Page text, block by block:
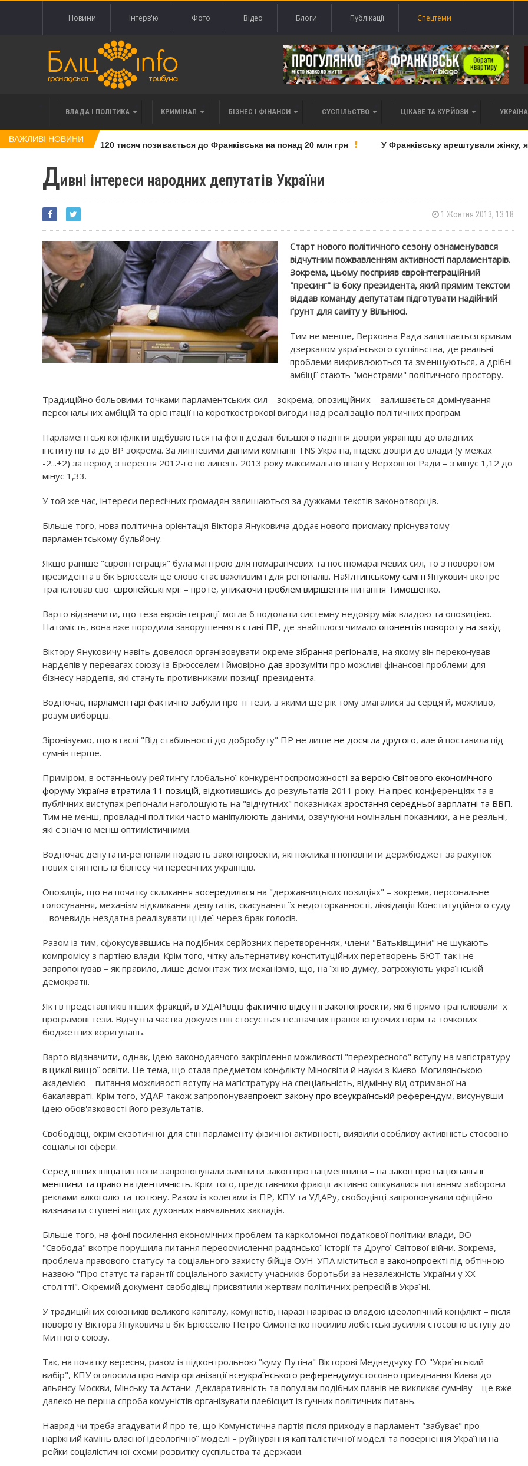
Новини Інтерв'ю Фото Відео Блоги Публікації Спецтеми
ВЛАДА І ПОЛІТИКА КРИМІНАЛ БІЗНЕС І ФІНАНСИ СУСПІЛЬСТВО ЦІКАВЕ ТА КУРЙОЗИ
ВАЖЛИВІ НОВИНИ
права вимоги за 120 тисяч позивається до Франківська на понад 20 млн грн У Франківську арештували жінку,
Дивні інтереси народних депутатів України
1 Жовтня 2013, 13:18
Старт нового політичного сезону ознаменувався
відчутним пожвавленням активності парламентарів.
Зокрема, цьому посприяв євроінтеграційний
"пресинг" із боку президента, який прямим текстом
віддав команду депутатам підготувати надійний
ґрунт для саміту у Вільнюсі.
Тим не менше, Верховна Рада залишається кривим
дзеркалом українського суспільства, де реальні
проблеми викривлюються та зменшуються, а дрібні
амбіції стають "монстрами" політичного простору.
Традиційно больовими точками парламентських сил – зокрема, опозиційних – залишається домінування
персональних амбіцій та орієнтації на короткострокові вигоди над реалізацію політичних програм.
Парламентські конфлікти відбуваються на фоні дедалі більшого падіння довіри українців до владних
інститутів та до ВР зокрема. За липневими даними компанії TNS Україна, індекс довіри до влади (у межах
-2...+2) за період з вересня 2012-го по липень 2013 року максимально впав у Верховної Ради – з мінус 1,12 до
мінус 1,33.
У той же час, інтереси пересічних громадян залишаються за дужками текстів законотворців.
Більше того, нова політична орієнтація Віктора Януковича додає нового присмаку пріснуватому
парламентському бульйону.
Якщо раніше "євроінтеграція" була мантрою для помаранчевих та постпомаранчевих сил, то з поворотом
президента в бік Брюсселя це слово стає важливим і для регіоналів. НаЯлтинському саміті Янукович вкотре
транслював свої європейські мрії – проте, уникаючи проблем вирішення питання Тимошенко.
Варто відзначити, що теза євроінтеграції могла б подолати системну недовіру між владою та опозицією.
Натомість, вона вже породила заворушення в стані ПР, де знайшлося чимало опонентів повороту на захід.
Віктору Януковичу навіть довелося організовувати окреме зібрання регіоналів, на якому він переконував
нардепів у перевагах союзу із Брюсселем і ймовірно дав зрозуміти про можливі фінансові проблеми для
бізнесу нардепів, які стануть противниками позиції президента.
Водночас, парламентарі фактично забули про ті тези, з якими ще рік тому змагалися за серця й, можливо,
розум виборців.
Зіронізуємо, що в гаслі "Від стабільності до добробуту" ПР не лише не досягла другого, але й поставила під
сумнів перше.
Приміром, в останньому рейтингу глобальної конкурентоспроможності за версію Світового економічного
форуму Україна втратила 11 позицій, відкотившись до результатів 2011 року. На прес-конференціях та в
публічних виступах регіонали наголошують на "відчутних" показниках зростання середньої зарплатні та ВВП.
Тим не менш, провладні політики часто маніпулюють даними, озвучуючи номінальні показники, а не реальні,
які є значно менш оптимістичними.
Водночас депутати-регіонали подають законопроекти, які покликані поповнити держбюджет за рахунок
нових стягнень із бізнесу чи пересічних українців.
Опозиція, що на початку скликання зосередилася на "державницьких позиціях" – зокрема, персональне
голосування, механізм відкликання депутатів, скасування їх недоторканності, ліквідація Конституційного суду
– вочевидь нездатна реалізувати ці ідеї через брак голосів.
Разом із тим, сфокусувавшись на подібних серйозних перетвореннях, члени "Батьківщини" не шукають
компромісу з партією влади. Крім того, чітку альтернативу конституційних перетворень БЮТ так і не
запропонував – як правило, лише демонтаж тих механізмів, що, на їхню думку, загрожують українській
демократії.
Як і в представників інших фракцій, в УДАРівців фактично відсутні законопроекти, які б прямо транслювали їх
програмові тези. Відчутна частка документів стосується незначних правок існуючих норм та точкових
бюджетних коригувань.
Варто відзначити, однак, ідею законодавчого закріплення можливості "перехресного" вступу на магістратуру
в циклі вищої освіти. Це тема, що стала предметом конфлікту Міносвіти й науки з Києво-Могилянською
академією – питання можливості вступу на магістратуру на спеціальність, відмінну від отриманої на
бакалавраті. Крім того, УДАР також запропонувавпроект закону про всеукраїнській референдум, висунувши
ідею обов'язковості його результатів.
Свободівці, окрім екзотичної для стін парламенту фізичної активності, виявили особливу активність стосовно
соціальної сфери.
Серед інших ініціатив вони запропонували замінити закон про нацменшини – на закон про національні
меншини та право на ідентичність. Крім того, представники фракції активно опікувалися питанням заборони
реклами алкоголю та тютюну. Разом із колегами із ПР, КПУ та УДАРу, свободівці запропонували офіційно
визнавати ступені вищих духовних навчальних закладів.
Більше того, на фоні посилення економічних проблем та карколомної податкової політики влади, ВО
"Свобода" вкотре порушила питання переосмислення радянської історії та Другої Світової війни. Зокрема,
проблема правового статусу та соціального захисту бійців ОУН-УПА міститься в законопроекті під обтічною
назвою "Про статус та гарантії соціального захисту учасників боротьби за незалежність України у ХХ
столітті". Окремий документ свободівці присвятили жертвам політичних репресій в Україні.
У традиційних союзників великого капіталу, комуністів, наразі назріває із владою ідеологічний конфлікт – після
повороту Віктора Януковича в бік Брюсселю Петро Симоненко посилив лобістські зусилля стосовно вступу до
Митного союзу.
Так, на початку вересня, разом із підконтрольною "куму Путіна" Вікторові Медведчуку ГО "Український
вибір", КПУ оголосила про намір організації всеукраїнського референдумустосовно приєднання Києва до
альянсу Москви, Мінську та Астани. Декларативність та популізм подібних планів не викликає сумніву – це вже
далеко не перша спроба комуністів організувати плебісцит із гучних політичних питань.
Навряд чи треба згадувати й про те, що Комуністична партія після приходу в парламент "забуває" про
наріжний камінь власної ідеологічної моделі – руйнування капіталістичної моделі та повернення України на
рейки соціалістичної схеми розвитку суспільства та держави.